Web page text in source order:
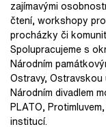
zajímavými
čtení, workshopy
procházky či
Spolupracujeme s
Národním
Ostravy,
Národním divadlem
PLATO,
institucí.